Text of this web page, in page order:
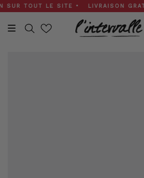
Skip
to
content
LE SITE • LIVRAISON
Recherche